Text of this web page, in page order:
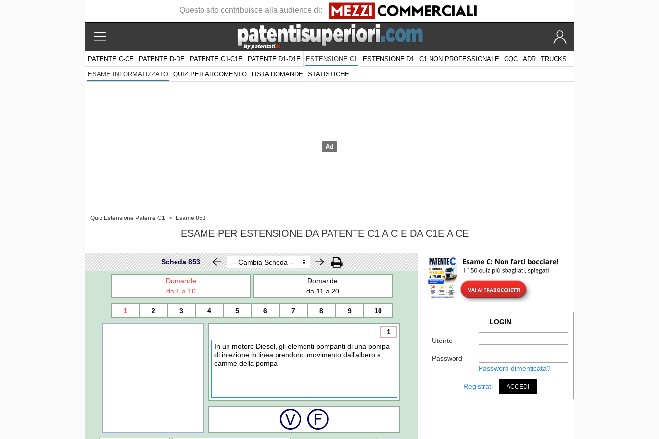
PATENTE C-CE PATENTE D-DE PATENTE C1-C1E PATENTE D1-D1E ESTENSIONE C1 ESTENSIONE D1 C1 NON PROFESSIONALE CQC ADR TRUCKS
ESAME INFORMATIZZATO QUIZ PER ARGOMENTO LISTA DOMANDE STATISTICHE
Quiz Estensione Patente C1 > Esame 853
ESAME PER ESTENSIONE DA PATENTE C1 A C E DA C1E A CE
Scheda 853
Domande
da 1 a 10
Domande
da 11 a 20
1 2 3 4 5 6 7 8 9 10
1
In un motore Diesel, gli elementi pompanti di una pompa
di iniezione in linea prendono movimento dall'albero a
camme della pompa
LOGIN
Utente
Password
Password dimenticata?
Registrati ACCEDI
Questo sito contribuisce alla audience di: